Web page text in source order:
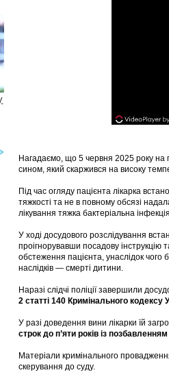
Нагадаємо, що 5 червня 2025 року на
сином, який скаржився на високу
Під час огляду пацієнта лікарка
тяжкості та не в повному обсязі
лікування тяжка бактеріальна
У ході досудового розслідування
проігнорувавши посадову інструкцію
обстеження пацієнта, унаслідок
наслідків — смерті дитини.
Наразі слідчі поліції завершили
2 статті 140 Кримінального
У разі доведення вини лікарки їй
строк до п’яти років із
Матеріали кримінального
скерування до суду.